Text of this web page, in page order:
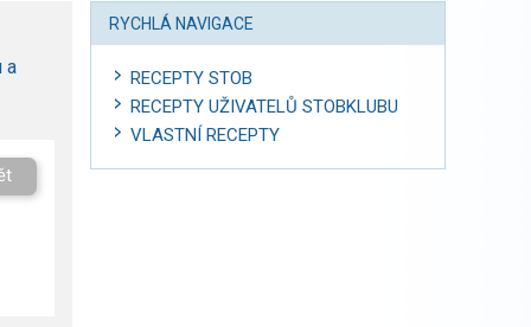
a
RYCHLÁ NAVIGACE
RECEPTY STOB
RECEPTY UŽIVATELŮ STOBKLUBU
VLASTNÍ RECEPTY